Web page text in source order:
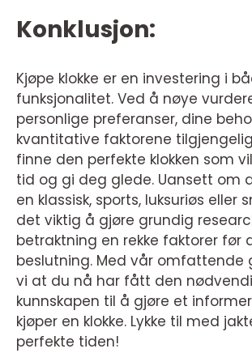
Konklusjon:
Kjøpe klokke er en investering i
funksjonalitet. Ved å nøye
personlige preferanser, dine
kvantitative faktorene
finne den perfekte klokken som
tid og gi deg glede. Uansett om
en klassisk, sports, luksuriøs eller
det viktig å gjøre grundig
betraktning en rekke faktorer før
beslutning. Med vår omfattende
vi at du nå har fått den
kunnskapen til å gjøre et
kjøper en klokke. Lykke til med
perfekte tiden!